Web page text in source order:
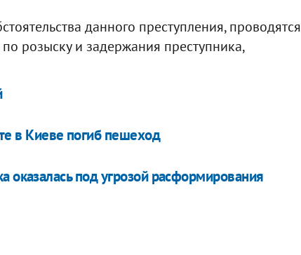
данного преступления, проводятся
розыску и задержания преступника,
в Киеве погиб пешеход
оказалась под угрозой расформирования